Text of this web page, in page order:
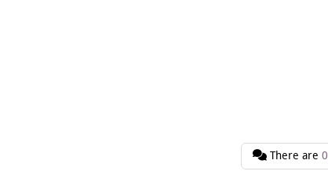
There are0